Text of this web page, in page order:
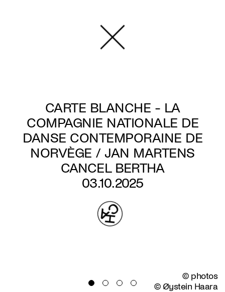
CARTE BLANCHE - LA
COMPAGNIE NATIONALE DE
DANSE CONTEMPORAINE DE
NORVÈGE / JAN MARTENS
CANCEL BERTHA
03.10.2025
© photos
© Øystein Haara